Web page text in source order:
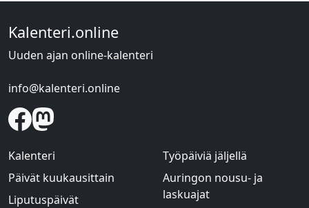
Kalenteri.online
Uuden ajan online-kalenteri
info@kalenteri.online
Kalenteri
Päivät kuukausittain
Liputuspäivät
Työpäiviä jäljellä
Auringon nousu- ja
laskuajat